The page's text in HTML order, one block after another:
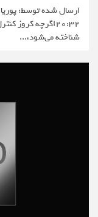
20:32اگرچه کروز
شناخته می‌شود،...